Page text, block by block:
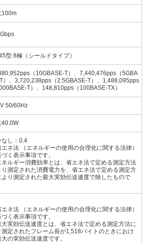
100m
型 8極（シールドタイプ）
（10GBASE-T）、7,440,476pps（5GBA
）、3,720,238pps（2.5GBASE-T）、1,488,095pps
T）、148,810pps（100BASE-TX）
50/60Hz
40.0W
なし：0.4
ネ法 （エネルギーの使用の合理化に関する法律）
づく表示事項です。
ルギー消費効率とは、省エネ法で定める測定方法
り測定された消費電力を、省エネ法で定める測定方
より測定された最大実効伝送速度で除したもので
ネ法 （エネルギーの使用の合理化に関する法律）
づく表示事項です。
実効伝送速度とは、省エネ法で定める測定方法に
測定されたフレーム長が1,518バイトのときにおけ
大の実効伝送速度です。